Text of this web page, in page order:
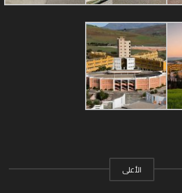
الأعلى